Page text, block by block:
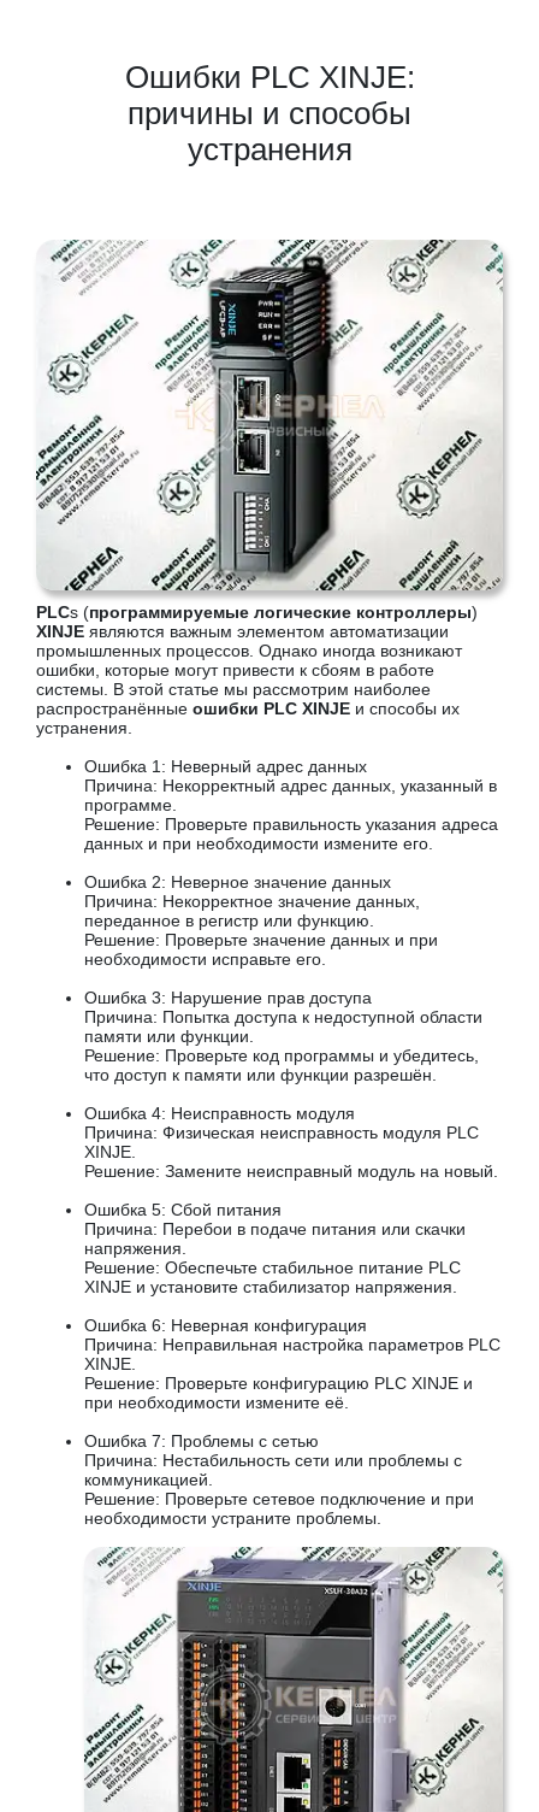
Ошибки PLC XINJE:
причины и способы
устранения
PLCs (программируемые логические контроллеры)
XINJE являются важным элементом автоматизации
промышленных процессов. Однако иногда возникают
ошибки, которые могут привести к сбоям в работе
системы. В этой статье мы рассмотрим наиболее
распространённые ошибки PLC XINJE и способы их
устранения.
Ошибка 1: Неверный адрес данных
Причина: Некорректный адрес данных, указанный в
программе.
Решение: Проверьте правильность указания адреса
данных и при необходимости измените его.
Ошибка 2: Неверное значение данных
Причина: Некорректное значение данных,
переданное в регистр или функцию.
Решение: Проверьте значение данных и при
необходимости исправьте его.
Ошибка 3: Нарушение прав доступа
Причина: Попытка доступа к недоступной области
памяти или функции.
Решение: Проверьте код программы и убедитесь,
что доступ к памяти или функции разрешён.
Ошибка 4: Неисправность модуля
Причина: Физическая неисправность модуля PLC
XINJE.
Решение: Замените неисправный модуль на новый.
Ошибка 5: Сбой питания
Причина: Перебои в подаче питания или скачки
напряжения.
Решение: Обеспечьте стабильное питание PLC
XINJE и установите стабилизатор напряжения.
Ошибка 6: Неверная конфигурация
Причина: Неправильная настройка параметров PLC
XINJE.
Решение: Проверьте конфигурацию PLC XINJE и
при необходимости измените её.
Ошибка 7: Проблемы с сетью
Причина: Нестабильность сети или проблемы с
коммуникацией.
Решение: Проверьте сетевое подключение и при
необходимости устраните проблемы.